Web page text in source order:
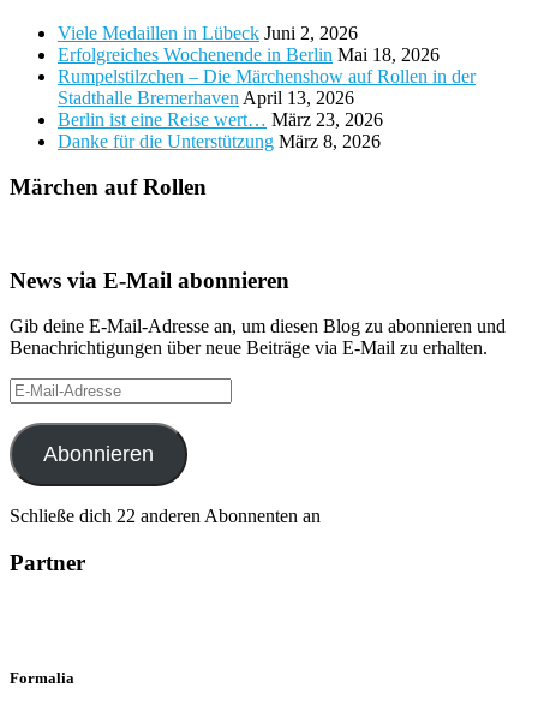
Viele Medaillen in Lübeck Juni 2, 2026
Erfolgreiches Wochenende in Berlin Mai 18, 2026
Rumpelstilzchen – Die Märchenshow auf Rollen in der
Stadthalle Bremerhaven April 13, 2026
Berlin ist eine Reise wert… März 23, 2026
Danke für die Unterstützung März 8, 2026
Märchen auf Rollen
News via E-Mail abonnieren
Gib deine E-Mail-Adresse an, um diesen Blog zu abonnieren und
Benachrichtigungen über neue Beiträge via E-Mail zu erhalten.
E-
Mail-
Adresse
Abonnieren
Schließe dich 22 anderen Abonnenten an
Partner
Formalia